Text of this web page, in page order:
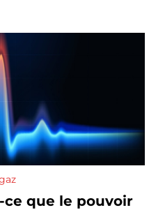
ce que le pouvoir